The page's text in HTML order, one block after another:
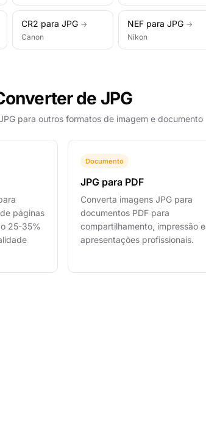
CR2 para JPG →
Canon
NEF para JPG →
Nikon
de JPG
para outros formatos de imagem e documento
páginas
25-35%
Documento
JPG para PDF
Converta imagens JPG para
documentos PDF para
compartilhamento, impressão e
apresentações profissionais.